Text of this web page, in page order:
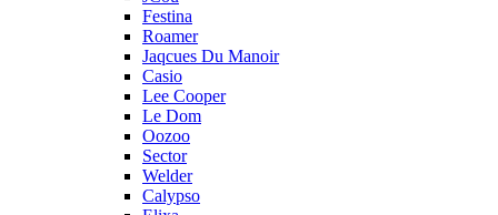
Festina
Roamer
Jaqcues Du Manoir
Casio
Lee Cooper
Le Dom
Oozoo
Sector
Welder
Calypso